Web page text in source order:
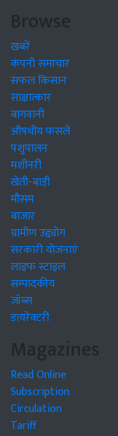
Browse
खबरें
कंपनी समाचार
सफल किसान
साक्षात्कार
बागवानी
औषधीय फसलें
पशुपालन
मशीनरी
खेती-बाड़ी
मौसम
बाजार
ग्रामीण उद्द्योग
सरकारी योजनाएं
लाइफ स्टाइल
सम्पादकीय
जॉब्स
डायरेक्टरी
Magazines
Read Online
Subscription
Circulation
Tariff